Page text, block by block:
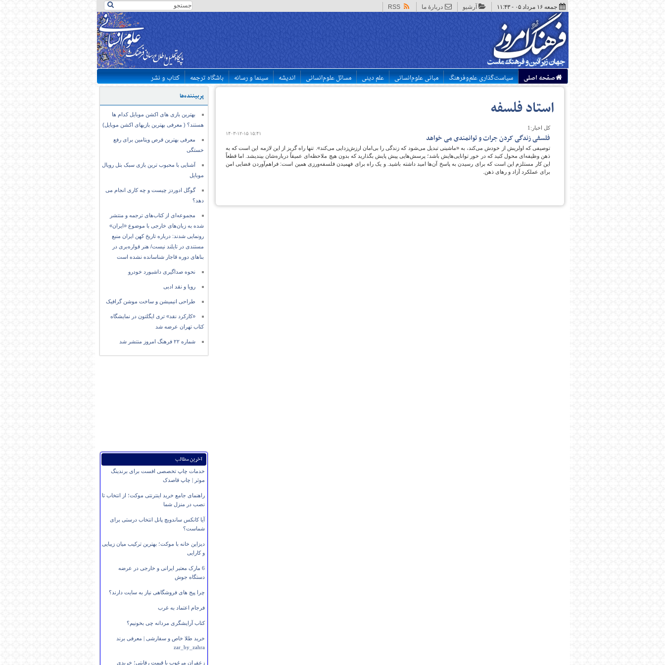
جمعه ۱۶ مرداد ۰۵ - ۱۱:۴۳ آرشیو دربارهٔ ما RSS
صفحه اصلی سیاست‌گذاری علم‌وفرهنگ مبانی علوم‌انسانی علم دینی مسائل علوم‌انسانی اندیشه سینما و رسانه باشگاه ترجمه کتاب و نشر
پربیننده‌ها
بهترین بازی های اکشن موبایل کدام ها
هستند؟ ( معرفی بهترین بازیهای اکشن موبایل)
معرفی بهترین قرص ویتامین برای رفع
خستگی
آشنایی با محبوب ترین بازی سبک بتل رویال
موبایل
گوگل ادوردز چیست و چه کاری انجام می
دهد؟
مجموعه‌ای از کتاب‌های ترجمه و منتشر
شده به زبان‌های خارجی با موضوع «ایران»
رونمایی شدند: درباره تاریخ کهن ایران منبع
مستندی در تایلند نیست/ هنر قواره‌بری در
بناهای دوره قاجار شناسانده نشده است
نحوه صداگیری داشبورد خودرو
رویا و نقد ادبی
طراحی انیمیشن و ساخت موشن گرافیک
«کارکرد نقد» تری ایگلتون در نمایشگاه
کتاب تهران عرضه شد
شماره ۲۲ فرهنگ امروز منتشر شد
آخرین مطالب
خدمات چاپ تخصصی افست برای برندینگ
موثر | چاپ قاصدک
راهنمای جامع خرید اینترنتی موکت؛ از انتخاب تا
نصب در منزل شما
آیا کانکس ساندویچ پانل انتخاب درستی برای
شماست؟
دیزاین خانه با موکت؛ بهترین ترکیب میان زیبایی
و کارایی
6 مارک معتبر ایرانی و خارجی در عرضه
دستگاه جوش
چرا پیج های فروشگاهی نیاز به سایت دارند؟
فرجام اعتماد به غرب
کتاب آرایشگری مردانه چی بخونیم؟
خرید طلا خاص و سفارشی | معرفی برند
zar_by_zahra
زعفران مرغوب با قیمت رقابتی؛ خریدی
استاد فلسفه
کل اخبار:1
۱۴۰۳-۱۲-۱۵ ۱۵:۴۱ فلسفی زندگی کردن جرات و توانمندی می خواهد
توصیفی که اولریش از خودش می‌کند، به «ماشینی تبدیل می‌شود که زندگی را بی‌امان ارزش‌زدایی می‌کند». تنها راه گریز از این لازمه این است که به
ذهن وظیفه‌ای محول کنید که در خور توانایی‌هایش باشد؛ پرسش‌هایی پیش پایش بگذارید که بدون هیچ ملاحظه‌ای عمیقاً درباره‌شان بیندیشد. اما قطعاً
این کار مستلزم این است که برای رسیدن به پاسخ‌ آن‌ها امید داشته باشید. و یک راه برای فهمیدن فلسفه‌ورزی همین است: فراهم‌آوردن فضایی امن
برای عملکرد آزاد و رهای ذهن.